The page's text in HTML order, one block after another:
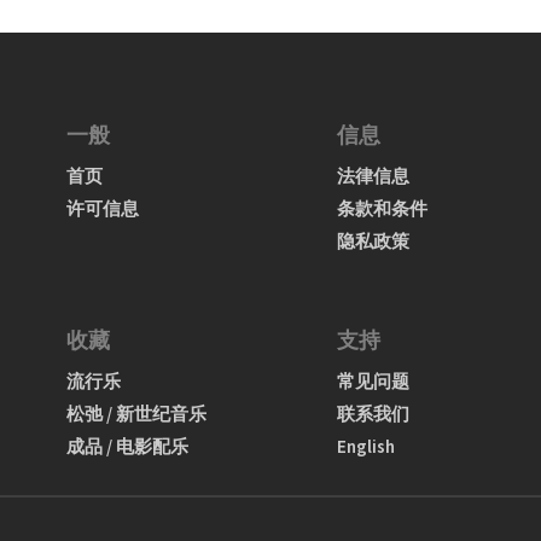
一般
首页
许可信息
信息
法律信息
条款和条件
隐私政策
收藏
流行乐
松弛 / 新世纪音乐
成品 / 电影配乐
支持
常见问题
联系我们
English